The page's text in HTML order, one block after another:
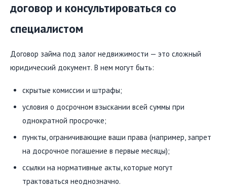
договор и консультироваться со
специалистом
Договор займа под залог недвижимости — это сложный
юридический документ. В нем могут быть:
скрытые комиссии и штрафы;
условия о досрочном взыскании всей суммы при
однократной просрочке;
пункты, ограничивающие ваши права (например, запрет
на досрочное погашение в первые месяцы);
ссылки на нормативные акты, которые могут
трактоваться неоднозначно.